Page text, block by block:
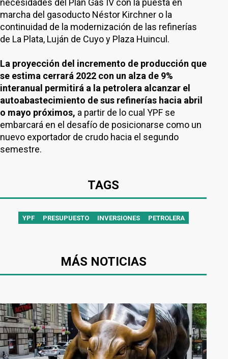
necesidades del Plan Gas IV con la puesta en
marcha del gasoducto Néstor Kirchner o la
continuidad de la modernización de las refinerías
de La Plata, Luján de Cuyo y Plaza Huincul.
La proyección del incremento de producción que
se estima cerrará 2022 con un alza de 9%
interanual permitirá a la petrolera alcanzar el
autoabastecimiento de sus refinerías hacia abril
o mayo próximos, a partir de lo cual YPF se
embarcará en el desafío de posicionarse como un
nuevo exportador de crudo hacia el segundo
semestre.
TAGS
YPF PRESUPUESTO INVERSIONES PETROLERA
MÁS NOTICIAS